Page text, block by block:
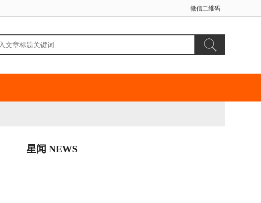
微信二维码
星闻 NEWS